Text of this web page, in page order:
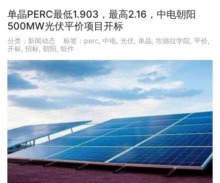
单晶PERC最低1.903，最高2.16，中电朝阳
500MW光伏平价项目开标
分类： 新闻动态 标签： perc, 中电, 光伏, 单晶, 坎德拉学院, 平价,
开标, 招标, 朝阳, 组件